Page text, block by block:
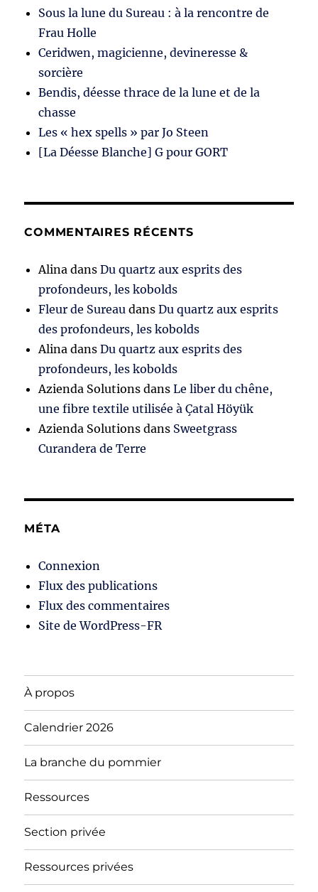
Sous la lune du Sureau : à la rencontre de
Frau Holle
Ceridwen, magicienne, devineresse &
sorcière
Bendis, déesse thrace de la lune et de la
chasse
Les « hex spells » par Jo Steen
[La Déesse Blanche] G pour GORT
COMMENTAIRES RÉCENTS
Alina dansDu quartz aux esprits des
profondeurs, les kobolds
Fleur de Sureau dansDu quartz aux esprits
des profondeurs, les kobolds
Alina dansDu quartz aux esprits des
profondeurs, les kobolds
Azienda Solutions dansLe liber du chêne,
une fibre textile utilisée à Çatal Höyük
Azienda Solutions dans Sweetgrass
Curandera de Terre
MÉTA
Connexion
Flux des publications
Flux des commentaires
Site de WordPress-FR
À propos
Calendrier 2026
La branche du pommier
Ressources
Section privée
Ressources privées